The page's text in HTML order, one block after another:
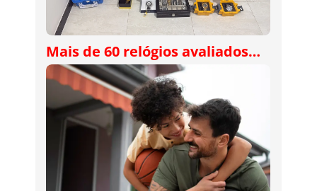
Mais de 60 relógios avaliados…